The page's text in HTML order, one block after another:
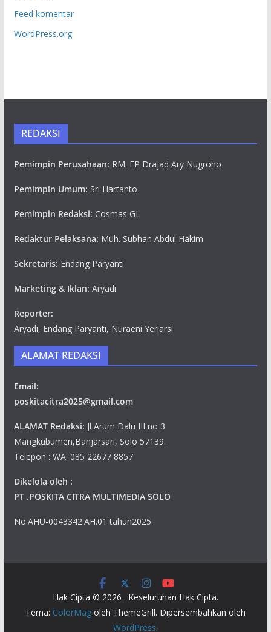
Feed komentar
WordPress.org
REDAKSI
Pemimpin Perusahaan: RM. EP Drajad Ary Nugroho
Pemimpin Umum: Sri Hartanto
Pemimpin Redaksi: Cosmas GL
Redaktur Pelaksana: Muh. Subhan Abdul Hakim
Sekretaris: Endang Paryanti
Marketing & Iklan: Aryadi
Reporter:
Aryadi, Endang Paryanti, Nuraeni Yeriarsi
ALAMAT REDAKSI
Email:
poskitacitra2025@gmail.com
ALAMAT Redaksi: Jl Arum Dalu III no 3
Mangkubumen,Banjarsari, Solo 57139.
Telepon : WA. 085 22677 8857
Dikelola oleh :
PT .POSKITA CITRA MULTIMEDIA SOLO
No.AHU-0043342.AH.01 tahun2025.
Hak Cipta © 2026 . Keseluruhan Hak Cipta.
Tema: ColorMagoleh ThemeGrill. Dipersembahkan oleh
WordPress.